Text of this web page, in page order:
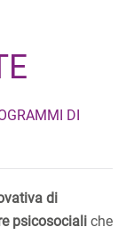
DI
di
psicosociali che